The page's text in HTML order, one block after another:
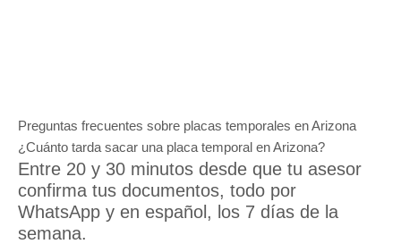
Preguntas frecuentes sobre placas temporales en Arizona
¿Cuánto tarda sacar una placa temporal en Arizona?
Entre 20 y 30 minutos desde que tu asesor
confirma tus documentos, todo por
WhatsApp y en español, los 7 días de la
semana.